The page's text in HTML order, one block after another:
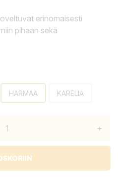
erinomaisesti
pihaan sekä
HARMAA KARELIA
+